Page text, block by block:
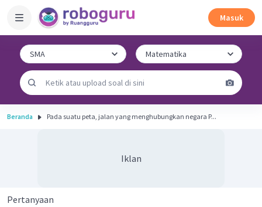
Masuk
Beranda Pada suatu peta, jalan yang menghubungkan negara P...
Iklan
Pertanyaan